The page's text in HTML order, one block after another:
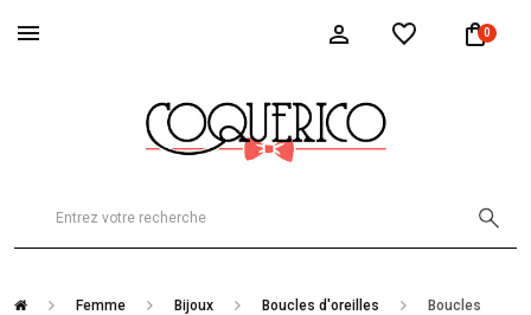
0
Femme Bijoux Boucles d'oreilles
Boucles